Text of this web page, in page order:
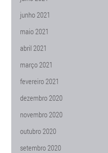
junho 2021
maio 2021
abril 2021
março 2021
fevereiro 2021
dezembro 2020
novembro 2020
outubro 2020
setembro 2020